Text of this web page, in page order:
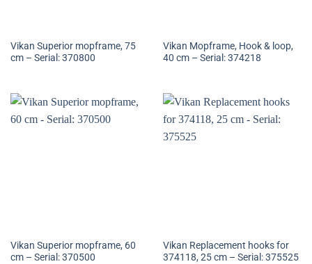
Vikan Superior mopframe, 75
cm – Serial: 370800
Vikan Mopframe, Hook & loop,
40 cm – Serial: 374218
Vikan Superior mopframe, 60
cm – Serial: 370500
Vikan Replacement hooks for
374118, 25 cm – Serial: 375525